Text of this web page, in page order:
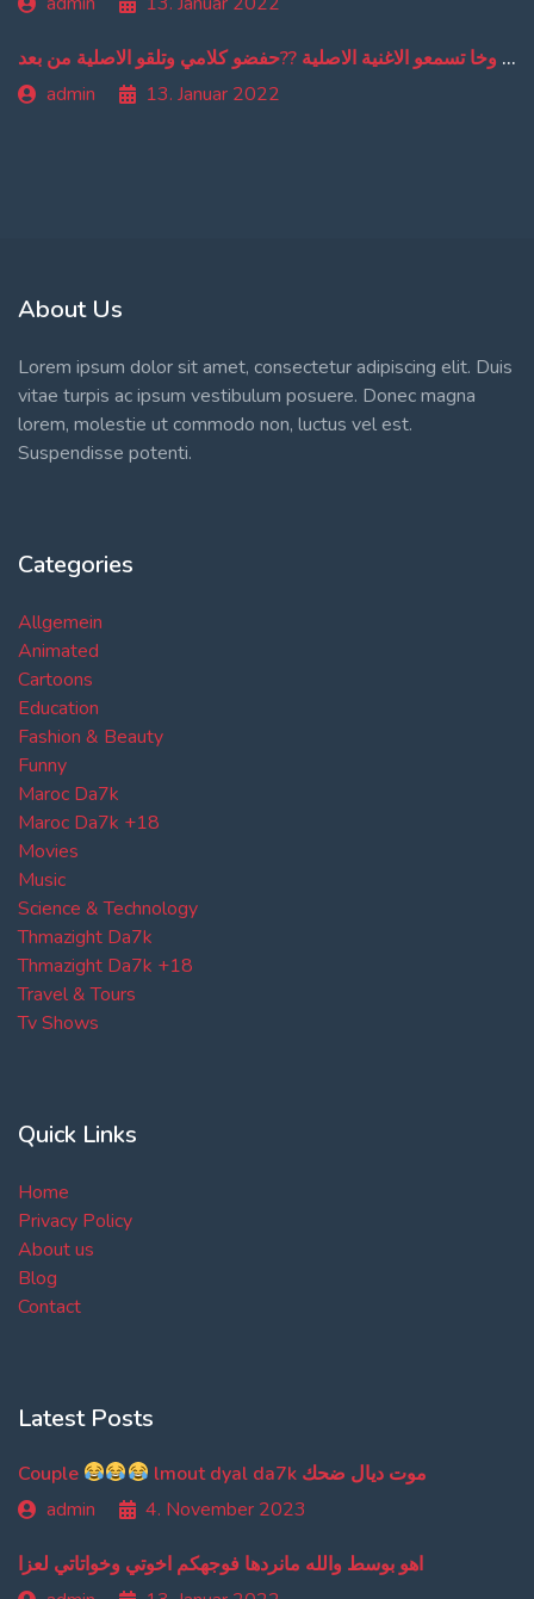
من دبا غادي تبقاو تسمعو ترجمة ديالي وخا تسمعو الاغنية الاصلية ??حفضو كلامي وتلقو الاصلية من بعد
admin
13. Januar 2022
About Us
Lorem ipsum dolor sit amet, consectetur adipiscing elit. Duis
vitae turpis ac ipsum vestibulum posuere. Donec magna
lorem, molestie ut commodo non, luctus vel est.
Suspendisse potenti.
Categories
Allgemein
Animated
Cartoons
Education
Fashion & Beauty
Funny
Maroc Da7k
Maroc Da7k +18
Movies
Music
Science & Technology
Thmazight Da7k
Thmazight Da7k +18
Travel & Tours
Tv Shows
Quick Links
Home
Privacy Policy
About us
Blog
Contact
Latest Posts
Couple
lmout dyal da7k موت ديال ضحك
admin
4. November 2023
اهو بوسط والله مانردها فوجهكم اخوتي وخواتاتي لعزا